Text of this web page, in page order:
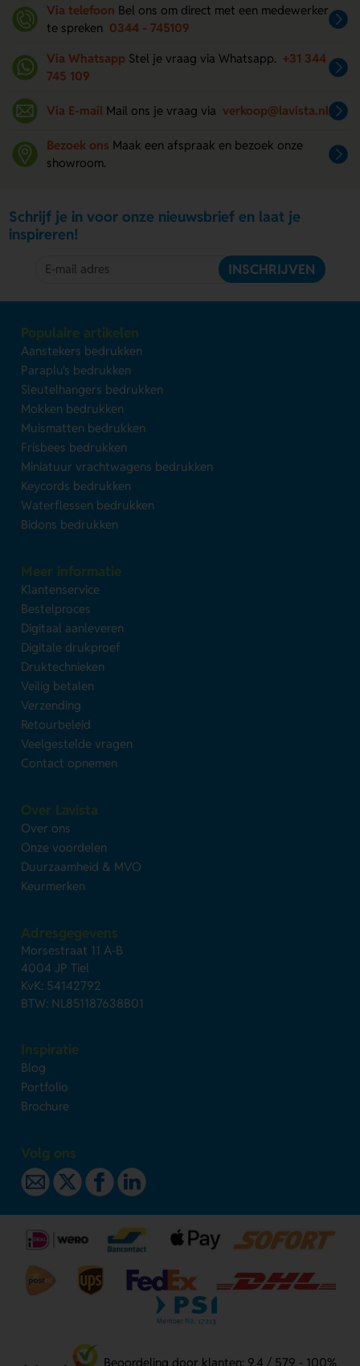
Via telefoon Bel ons om direct met een medewerker
te spreken 0344 - 745109
Via Whatsapp Stel je vraag via Whatsapp. +31 344
745 109
Via E-mail Mail ons je vraag via verkoop@lavista.nl
Bezoek ons Maak een afspraak en bezoek onze
showroom.
Schrijf je in voor onze nieuwsbrief en laat je
inspireren!
INSCHRIJVEN
Populaire artikelen
Aanstekers bedrukken
Paraplu's bedrukken
Sleutelhangers bedrukken
Mokken bedrukken
Muismatten bedrukken
Frisbees bedrukken
Miniatuur vrachtwagens bedrukken
Keycords bedrukken
Waterflessen bedrukken
Bidons bedrukken
Meer informatie
Klantenservice
Bestelproces
Digitaal aanleveren
Digitale drukproef
Druktechnieken
Veilig betalen
Verzending
Retourbeleid
Veelgestelde vragen
Contact opnemen
Over Lavista
Over ons
Onze voordelen
Duurzaamheid & MVO
Keurmerken
Adresgegevens
Morsestraat 11 A-B
4004 JP Tiel
KvK: 54142792
BTW: NL851187638B01
Inspiratie
Blog
Portfolio
Brochure
Volg ons
Beoordeling door klanten: 9.4 / 579 - 100%